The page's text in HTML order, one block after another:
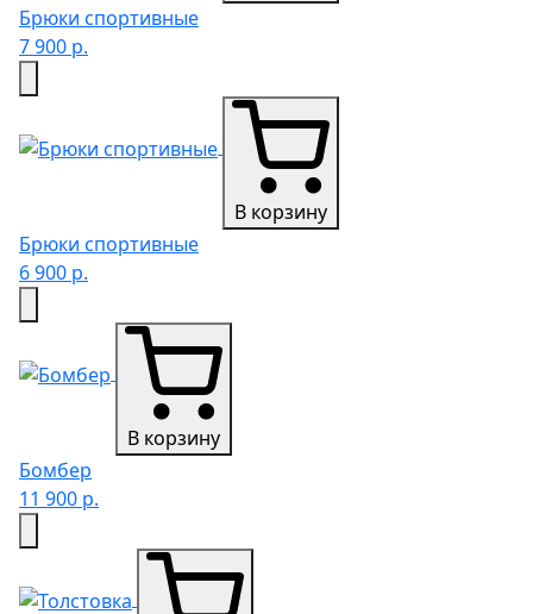
Брюки спортивные
7 900 р.
В корзину
Брюки спортивные
6 900 р.
В корзину
Бомбер
11 900 р.